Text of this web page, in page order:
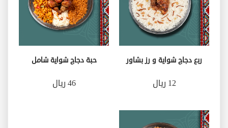
ربع دجاج شواية و رز بشاور
12 ريال
حبة دجاج شواية شامل
46 ريال